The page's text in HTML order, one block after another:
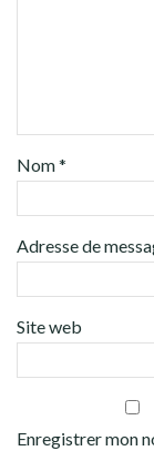
Nom*
Adresse de
Site web
Enregistrer mon